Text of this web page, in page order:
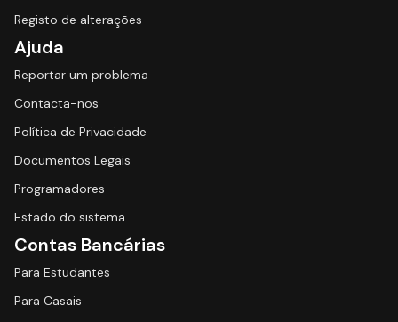
Registo de alterações
Ajuda
Reportar um problema
Contacta-nos
Política de Privacidade
Documentos Legais
Programadores
Estado do sistema
Contas Bancárias
Para Estudantes
Para Casais